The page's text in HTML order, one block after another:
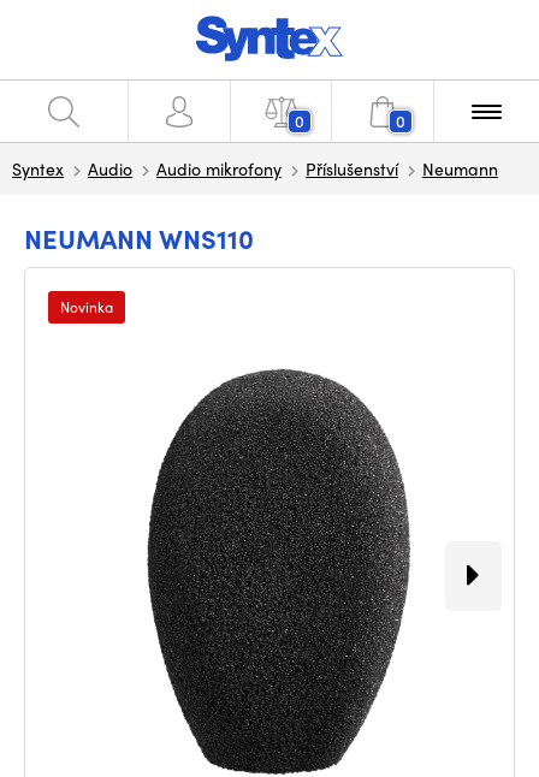
0 0
Syntex Audio Audio mikrofony Příslušenství Neumann
NEUMANN WNS110
Novinka